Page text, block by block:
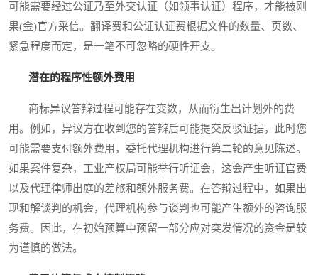
可能需要经过公证乃至外交认证（如领事认证）程序，才能被刚
果(金)官方采信。翻译费和公证认证费根据文件的数量、页数、
紧急程度而定，是一笔不可忽略的硬性开支。
潜在的程序性额外费用
商标异议答辩过程可能存在变数，从而衍生出计划外的费
用。例如，异议方在收到您的答辩后可能提交反驳证据，此时您
可能需要支付额外费用，委托代理机构进行第二轮的意见陈述。
如果案件复杂，工业产权局可能举行听证会，这会产生听证官费
以及代理律师出庭的差旅和额外服务费。在答辩过程中，如果出
现和解谈判的机会，代理机构参与谈判也可能产生额外的咨询服
务费。因此，在初始预算中预留一部分应对突发情况的资金是较
为谨慎的做法。